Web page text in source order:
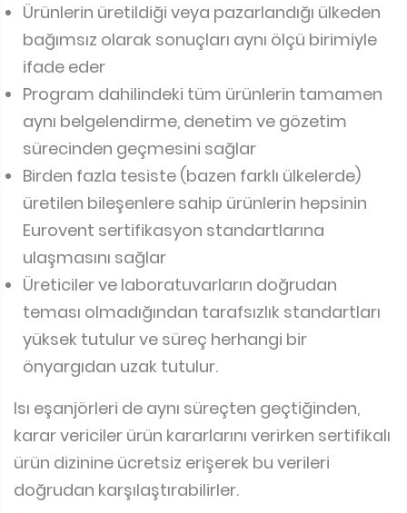
Ürünlerin üretildiği veya pazarlandığı ülkeden
bağımsız olarak sonuçları aynı ölçü birimiyle
ifade eder
Program dahilindeki tüm ürünlerin tamamen
aynı belgelendirme, denetim ve gözetim
sürecinden geçmesini sağlar
Birden fazla tesiste (bazen farklı ülkelerde)
üretilen bileşenlere sahip ürünlerin hepsinin
Eurovent sertifikasyon standartlarına
ulaşmasını sağlar
Üreticiler ve laboratuvarların doğrudan
teması olmadığından tarafsızlık standartları
yüksek tutulur ve süreç herhangi bir
önyargıdan uzak tutulur.
Isı eşanjörleri de aynı süreçten geçtiğinden,
karar vericiler ürün kararlarını verirken sertifikalı
ürün dizinine ücretsiz erişerek bu verileri
doğrudan karşılaştırabilirler.